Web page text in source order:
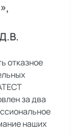
отказное
за два
наших